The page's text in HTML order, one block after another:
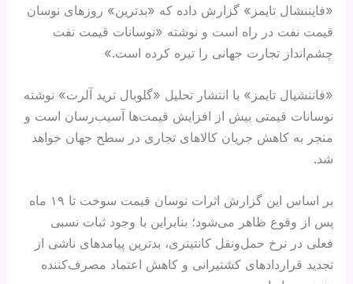
«فایننشال تایمز» گزارش داده که «بدترین» روزهای نوسان
قیمت نفت در راه است و نوشته «نوسانات قیمت نفت
چشم‌انداز تجارت جهانی را تیره کرده است.»
«فاننشیال تایمز» با انتشار تحلیل «گلوبال ترید آلرت» نوشته
نوسانات قیمتی بیش از افزایش قیمت‌ها آسیب‌رسان است و
منجر به کاهش جریان کالاهای تجاری در سطح جهان خواهد
شد.
بر اساس این گزارش اثرات نوسان قیمت سوخت تا ۱۹ ماه
پس از وقوع ظاهر می‌شود؛ بنابراین با وجود ثبات نسبی
فعلی در نرخ حمل‌ونقل کانتینری، بدترین پیامدهای ناشی از
تجدید قراردادهای کشتیرانی و کاهش اعتماد مصرف‌کننده